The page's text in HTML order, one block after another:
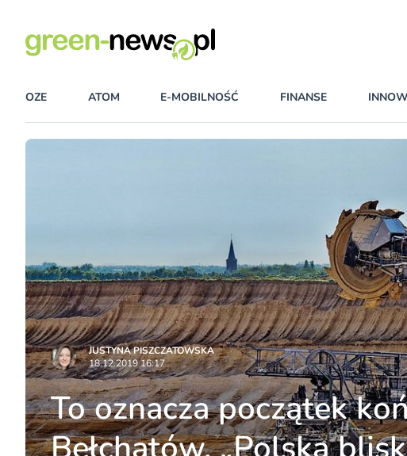
OZE ATOM E-MOBILNOŚĆ FINANSE
JUSTYNA PISZCZATOWSKA
18.12.2019 16:17
To oznacza początek